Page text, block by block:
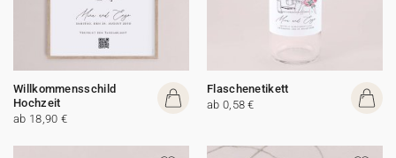
Willkommensschild
Hochzeit
ab 18,90 €
Flaschenetikett
ab 0,58 €